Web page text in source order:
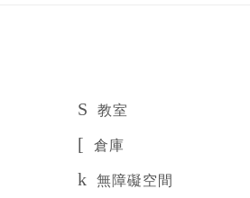
教室
倉庫
無障礙空間